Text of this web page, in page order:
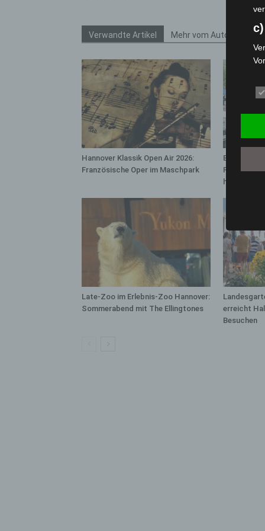
Verwandte Artikel Mehr vom Autor
Hannover Klassik Open Air 2026:
Französische Oper im Maschpark
Polizei,
hautnah
Late-Zoo im Erlebnis-Zoo Hannover:
Sommerabend mit The Ellingtones
erreicht
Besuchenf)